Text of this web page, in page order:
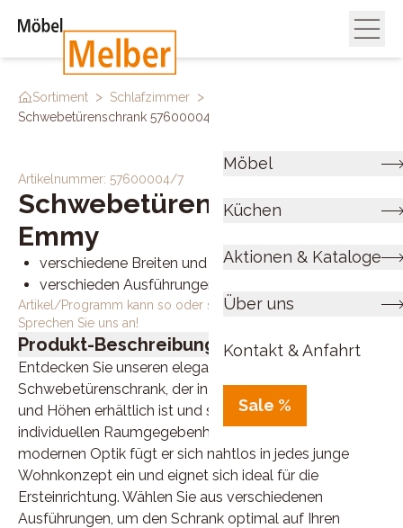
Möbel
Küchen
Aktionen & Kataloge
Über uns
Kontakt & Anfahrt
Sale %
Sortiment > Schlafzimmer >
Schwebetürenschrank 57600004 7
Artikelnummer: 57600004/7
Schwebetürenschrank
Emmy
verschiedene Breiten und Höhen wählbar
verschieden Ausführungen wählbar
Artikel/Programm kann so oder so ähnlich bestellt werden.
Sprechen Sie uns an!
Produkt-Beschreibung
Entdecken Sie unseren eleganten
Schwebetürenschrank, der in verschiedenen Breiten
und Höhen erhältlich ist und sich perfekt an Ihre
individuellen Raumgegebenheiten anpasst. Mit seiner
modernen Optik fügt er sich nahtlos in jedes junge
Wohnkonzept ein und eignet sich ideal für die
Ersteinrichtung. Wählen Sie aus verschiedenen
Ausführungen, um den Schrank optimal auf Ihren